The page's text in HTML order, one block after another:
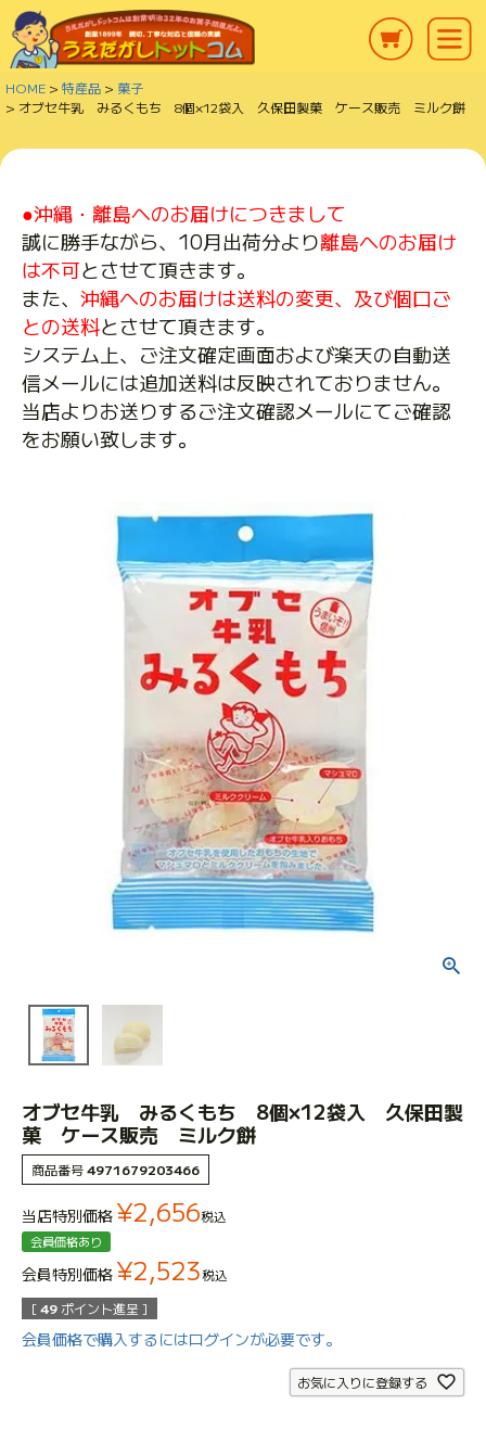
HOME 特産品
菓子
オブセ牛乳 みるくもち 8個×12袋入 久保田製菓 ケース販売 ミルク餅
●沖縄・離島へのお届けにつきまして
誠に勝手ながら、10月出荷分より離島へのお届け
は不可とさせて頂きます。
また、 沖縄へのお届けは送料の変更、及び個口ご
との送料とさせて頂きます。
システム上、ご注文確定画面および楽天の自動送
信メールには追加送料は反映されておりません。
当店よりお送りするご注文確認メールにてご確認
をお願い致します。
オブセ牛乳 みるくもち 8個×12袋入 久保田製
菓 ケース販売 ミルク餅
商品番号4971679203466
当店特別価格 ¥2,656税込
会員価格あり
会員特別価格 ¥2,523税込
[49 ポイント進呈 ]
会員価格で購入するにはログインが必要です。
お気に入りに登録する